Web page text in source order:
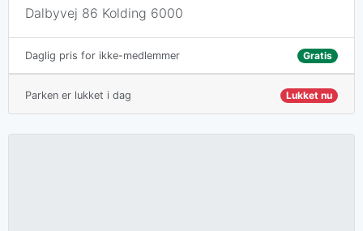
Dalbyvej 86 Kolding 6000
Daglig pris for ikke-medlemmer Gratis
Parken er lukket i dag Lukket nu